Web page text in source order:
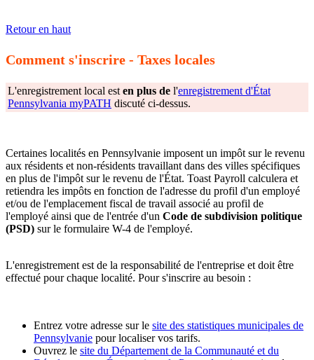
Retour en haut
Comment s'inscrire - Taxes locales
L'enregistrement local est en plus de l'enregistrement d'État
Pennsylvania myPATH discuté ci-dessus.
Certaines localités en Pennsylvanie imposent un impôt sur le revenu
aux résidents et non-résidents travaillant dans des villes spécifiques
en plus de l'impôt sur le revenu de l'État. Toast Payroll calculera et
retiendra les impôts en fonction de l'adresse du profil d'un employé
et/ou de l'emplacement fiscal de travail associé au profil de
l'employé ainsi que de l'entrée d'un Code de subdivision politique
(PSD) sur le formulaire W-4 de l'employé.
L'enregistrement est de la responsabilité de l'entreprise et doit être
effectué pour chaque localité. Pour s'inscrire au besoin :
Entrez votre adresse sur le site des statistiques municipales de
Pennsylvanie pour localiser vos tarifs.
Ouvrez le site du Département de la Communauté et du